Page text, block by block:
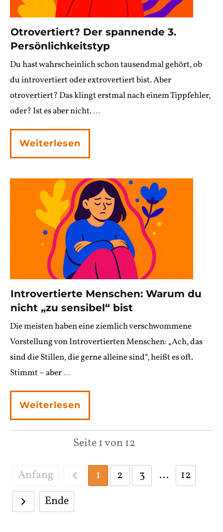
Otrovertiert? Der spannende 3.
Persönlichkeitstyp
Du hast wahrscheinlich schon tausendmal gehört, ob
du introvertiert oder extrovertiert bist. Aber
otrovertiert? Das klingt erstmal nach einem Tippfehler,
oder? Ist es aber nicht. ...
Weiterlesen
Introvertierte Menschen: Warum du
nicht „zu sensibel“ bist
Die meisten haben eine ziemlich verschwommene
Vorstellung von Introvertierten Menschen: „Ach, das
sind die Stillen, die gerne alleine sind“, heißt es oft.
Stimmt – aber...
Weiterlesen
Seite1von12
Anfang 1 2 3 ...
12
Ende